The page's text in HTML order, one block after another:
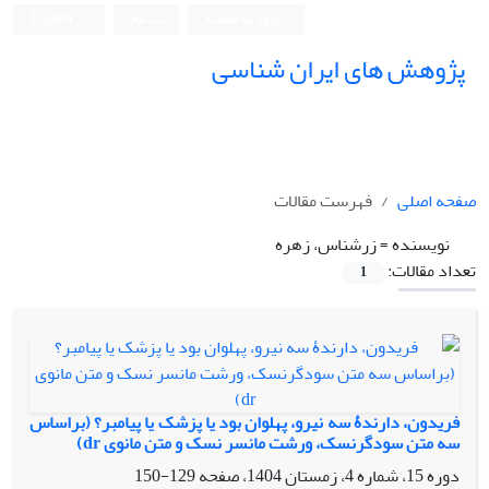
پژوهش های ایران شناسی
صفحه اصلی
فهرست مقالات
نویسنده =زرشناس، زهره
تعداد مقالات:
1
فریدون، دارندۀ سه نیرو، پهلوان بود یا پزشک یا پیامبر؟ (براساس
سه متن سودگرنسک، ورشت مانسر نسک و متن مانوی dr)
دوره 15، شماره 4، زمستان 1404، صفحه
129-150